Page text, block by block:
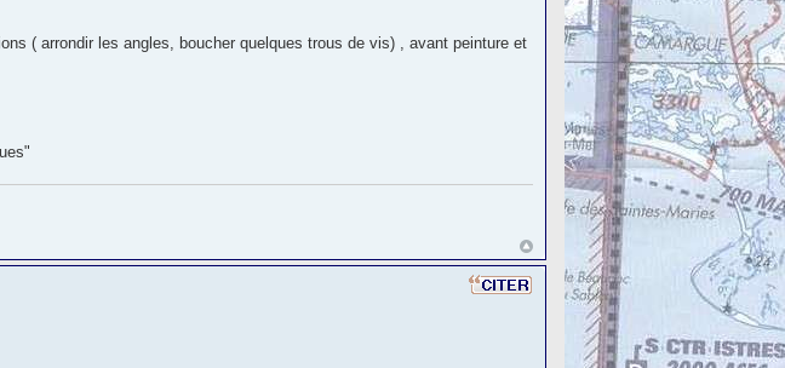
( arrondir les angles, boucher quelques trous de vis) , avant peinture et